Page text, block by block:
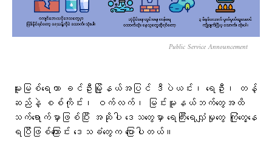
Public Service Announcement
မူးမြစ်ရေဟာ ခင်ဦးမြို့နယ်အပြင် ဒီပဲယင်း၊ ရေဦး၊ တန့်
ဆည်နဲ့ စစ်ကိုင်း၊ ဝက်လက်၊ မြင်းမူနယ်ဘက်တွေအထိ
သက်ရောက်မှာဖြစ်ပြီး အဆိုပါ ဒေသတွေမှာ ရေကြီးရေလျှံမှုတွေ ကြုံတွေ့နေ
ရပြီဖြစ်ကြောင်း ဒေသခံတွေက ပြောပါတယ်​။